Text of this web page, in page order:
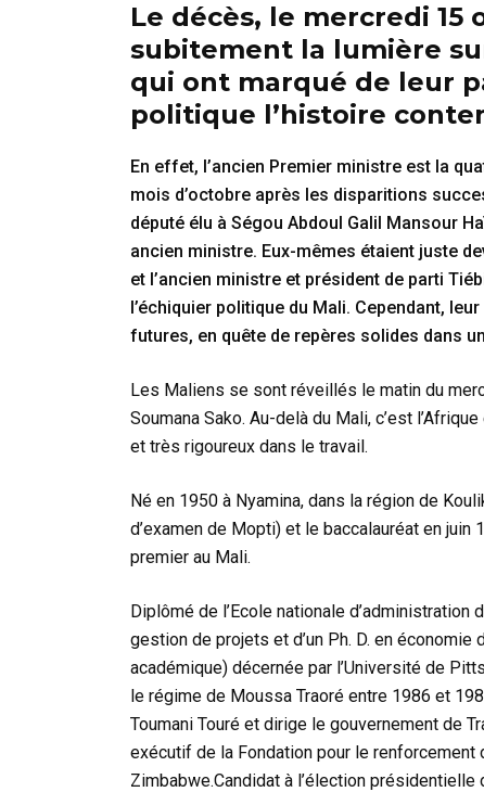
Le décès, le mercredi 15
subitement la lumière
qui ont marqué de leur
politique l’histoire
En effet, l’ancien Premier ministre est la
mois d’octobre après les disparitions
député élu à Ségou Abdoul Galil Mansour
ancien ministre. Eux-mêmes étaient juste
et l’ancien ministre et président de parti
l’échiquier politique du Mali. Cependant,
futures, en quête de repères solides dans
Les Maliens se sont réveillés le matin du
Soumana Sako. Au-delà du Mali, c’est
et très rigoureux dans le travail.
Né en 1950 à Nyamina, dans la région de
d’examen de Mopti) et le baccalauréat en
premier au Mali.
Diplômé de l’Ecole nationale
gestion de projets et d’un Ph. D. en
académique) décernée par l’Université de
le régime de Moussa Traoré entre 1986 et
Toumani Touré et dirige le gouvernement de
exécutif de la Fondation pour le renforcement
Zimbabwe.Candidat à l’élection